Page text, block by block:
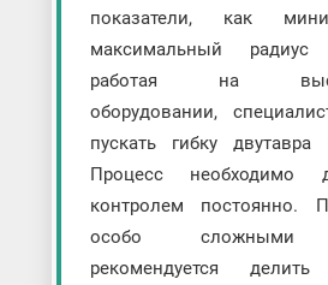
показатели, как
максимальный
работая на
оборудовании,
пускать гибку двутавра
Процесс необходимо
контролем постоянно.
особо сложными
рекомендуется